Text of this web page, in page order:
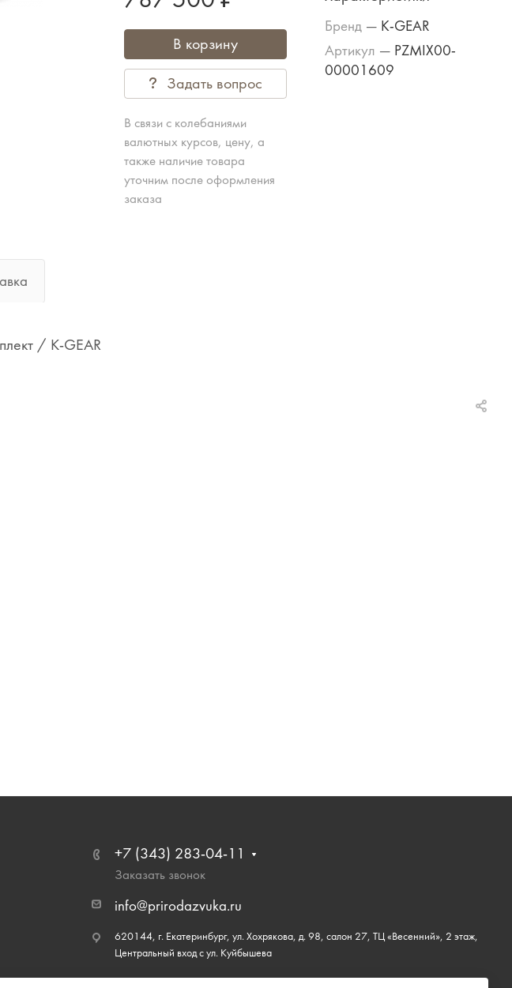
В корзину
Задать вопрос
В связи с колебаниями
валютных курсов, цену, а
также наличие товара
уточним после оформления
заказа
Бренд — K-GEAR
Артикул — PZMIX00-
00001609
/ K-GEAR
+7 (343) 283-04-11
Заказать звонок
info@prirodazvuka.ru
620144, г. Екатеринбург, ул. Хохрякова, д. 98, салон 27, ТЦ «Весенний», 2 этаж,
Центральный вход с ул. Куйбышева